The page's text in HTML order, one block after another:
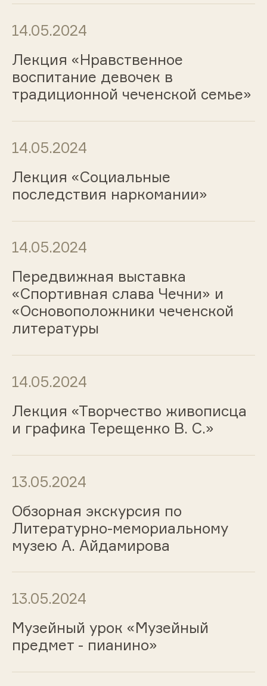
14.05.2024
Лекция «Нравственное
воспитание девочек в
традиционной чеченской семье»
14.05.2024
Лекция «Социальные
последствия наркомании»
14.05.2024
Передвижная выставка
«Спортивная слава Чечни» и
«Основоположники чеченской
литературы
14.05.2024
Лекция «Творчество живописца
и графика Терещенко В. С.»
13.05.2024
Обзорная экскурсия по
Литературно-мемориальному
музею А. Айдамирова
13.05.2024
Музейный урок «Музейный
предмет - пианино»